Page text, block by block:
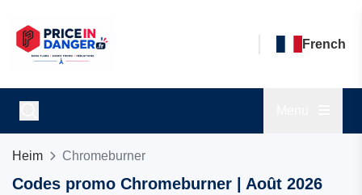
French
Heim Chromeburner
Codes promo Chromeburner | Août 2026